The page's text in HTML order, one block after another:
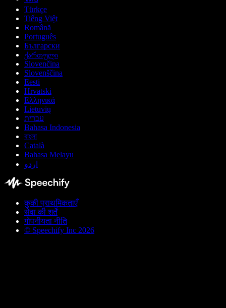
Türkçe
Tiếng Việt
Română
Português
Български
ქართული
Slovenčina
Slovenščina
Eesti
Hrvatski
Ελληνικά
Lietuvių
עברית
Bahasa Indonesia
বাংলা
Català
Bahasa Melayu
اردو
कुकी प्राथमिकताएँ
सेवा की शर्तें
गोपनीयता नीति
© Speechify Inc 2026